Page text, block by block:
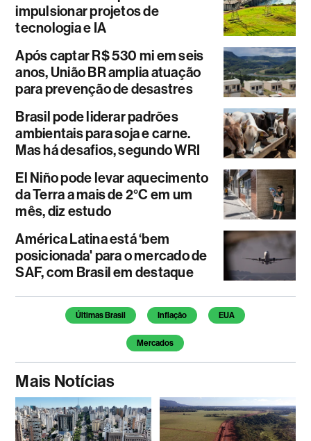
impulsionar projetos de
tecnologia e IA
Após captar R$ 530 mi em seis
anos, União BR amplia atuação
para prevenção de desastres
Brasil pode liderar padrões
ambientais para soja e carne.
Mas há desafios, segundo WRI
El Niño pode levar aquecimento
da Terra a mais de 2°C em um
mês, diz estudo
América Latina está ‘bem
posicionada' para o mercado de
SAF, com Brasil em destaque
Temas deste artigo
Últimas Brasil Inflação EUA
Mercados
Mais Notícias